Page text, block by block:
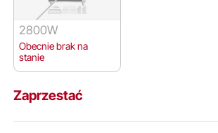
2800W
Obecnie brak na
stanie
Zaprzestać